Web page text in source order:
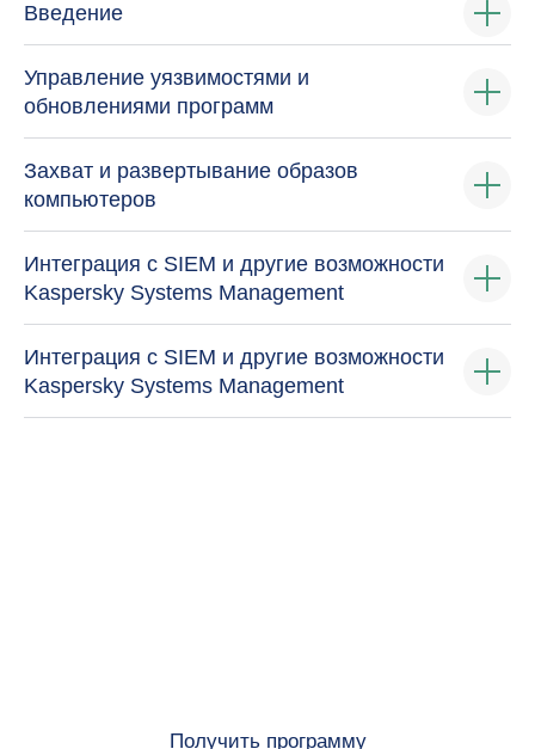
Введение
Управление уязвимостями и
обновлениями программ
Захват и развертывание образов
компьютеров
Интеграция с SIEM и другие возможности
Kaspersky Systems Management
Интеграция с SIEM и другие возможности
Kaspersky Systems Management
Присоединяйтесь к нашей команде,